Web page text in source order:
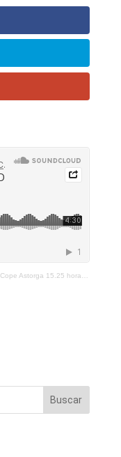
15.25 horas 18 de enero de 2021